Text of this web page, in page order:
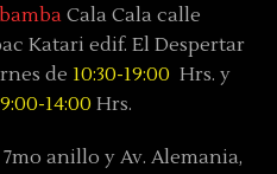
Cala Cala calle
Katari edif. El Despertar
de 10:30-19:00 Hrs. y
14:00 Hrs.
anillo y Av. Alemania,